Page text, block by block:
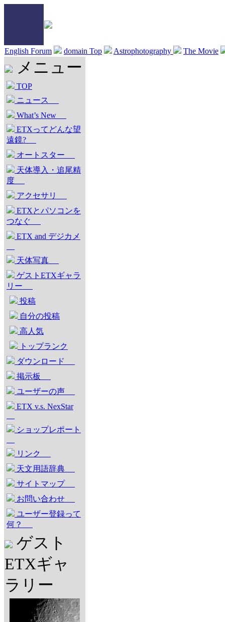
English Forum domain Top Astrophotography The Movie
メニュー
TOP
ニュース
What’s New
ETXってどんな望
遠鏡?
オートスター
天体導入・追尾精
度
アクセサリ
ETXとパソコンを
つなぐ
ETX and デジカメ
天体写真
ゲストETXギャラ
リー
投稿
自分の投稿
高人気
トップランク
ダウンロード
掲示板
ユーザーの声
ETX v.s. NexStar
ショップレポート
リンク
天文用語辞典
サイトマップ
お問い合わせ
ユーザー登録って
何？
ゲスト
ETXギャ
ラリー